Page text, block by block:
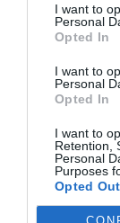
I want to
Personal
Opted In
I want to
Personal
Opted In
I want to
Retention,
Personal
Purposes
Opted Out
Συνολικά, η
και στα
περισσότερο